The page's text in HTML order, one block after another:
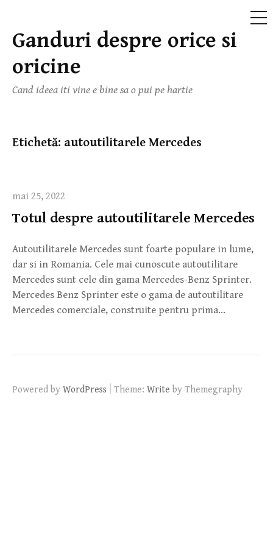
Skip
to
content
Ganduri despre orice si
oricine
Cand ideea iti vine e bine sa o pui pe hartie
Etichetă: autoutilitarele Mercedes
mai 25, 2022
Totul despre autoutilitarele Mercedes
Autoutilitarele Mercedes sunt foarte populare in lume,
dar si in Romania. Cele mai cunoscute autoutilitare
Mercedes sunt cele din gama Mercedes-Benz Sprinter.
Mercedes Benz Sprinter este o gama de autoutilitare
Mercedes comerciale, construite pentru prima…
Powered by WordPress Theme: Write by Themegraphy